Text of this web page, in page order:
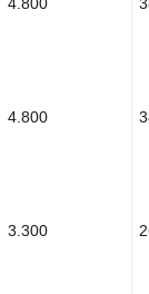
4.800
3.300